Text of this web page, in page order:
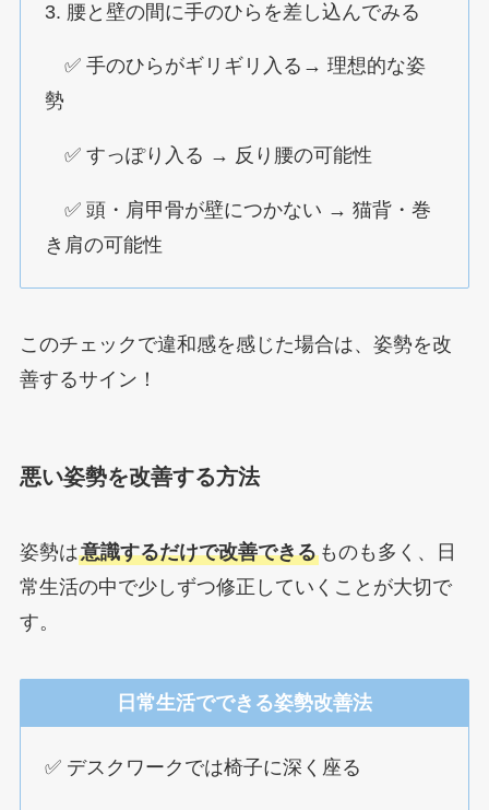
3. 腰と壁の間に手のひらを差し込んでみる
✅ 手のひらがギリギリ入る→ 理想的な姿
勢
✅ すっぽり入る → 反り腰の可能性
✅ 頭・肩甲骨が壁につかない → 猫背・巻
き肩の可能性
このチェックで違和感を感じた場合は、姿勢を改
善するサイン！
悪い姿勢を改善する方法
姿勢は意識するだけで改善できるものも多く、日
常生活の中で少しずつ修正していくことが大切で
す。
日常生活でできる姿勢改善法
✅ デスクワークでは椅子に深く座る